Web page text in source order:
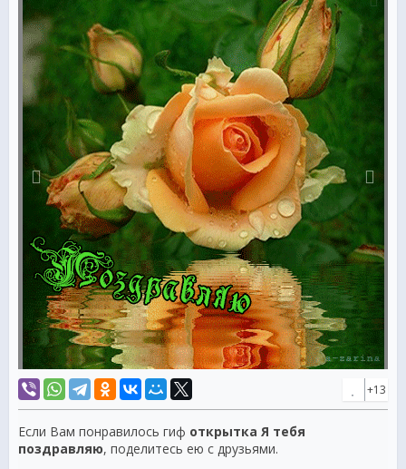
+13
Если Вам понравилось гиф открытка Я тебя
поздравляю, поделитесь ею с друзьями.